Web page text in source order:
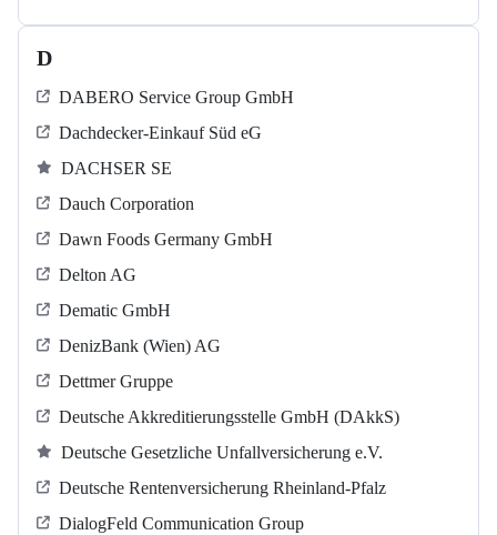
D
DABERO Service Group GmbH
Dachdecker-Einkauf Süd eG
DACHSER SE
Dauch Corporation
Dawn Foods Germany GmbH
Delton AG
Dematic GmbH
DenizBank (Wien) AG
Dettmer Gruppe
Deutsche Akkreditierungsstelle GmbH (DAkkS)
Deutsche Gesetzliche Unfallversicherung e.V.
Deutsche Rentenversicherung Rheinland-Pfalz
DialogFeld Communication Group